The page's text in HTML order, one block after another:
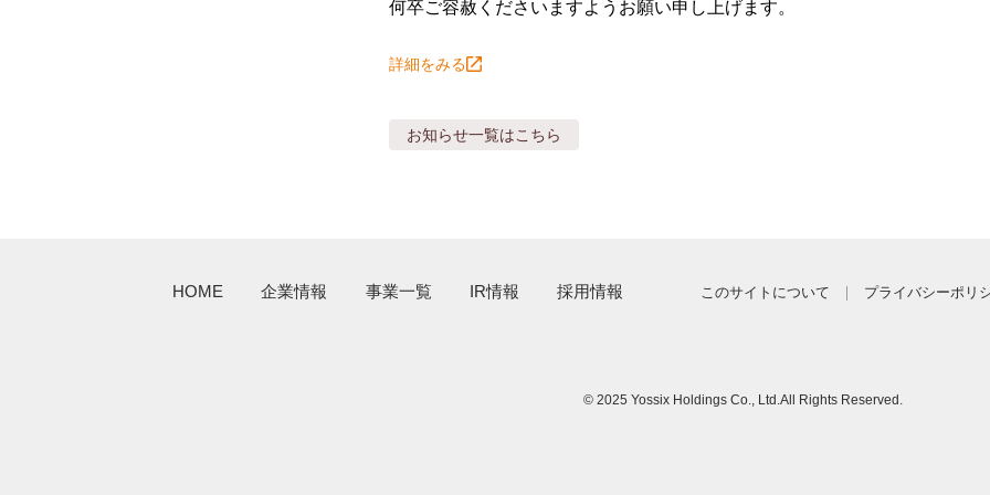
何卒ご容赦くださいますようお願い申し上げます。
詳細をみる
お知らせ一覧はこちら
HOME 企業情報 事業一覧 IR情報 採用情報 このサイトについて プライバシーポリ
© 2025 Yossix Holdings Co., Ltd.All Rights Reserved.